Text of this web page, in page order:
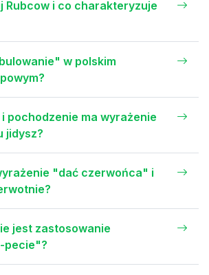
Rubcow i co charakteryzuje
w polskim
pochodzenie ma wyrażenie
jidysz?
"dać czerwońca" i
jest zastosowanie
pecie"?